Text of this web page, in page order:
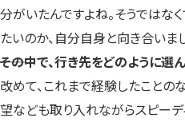
分がいたんですよね。そうではな
たいのか、自分自身と向き合いま
――その中で、行き先をどのように選
改めて、これまで経験したことの
望なども取り入れながらスピー